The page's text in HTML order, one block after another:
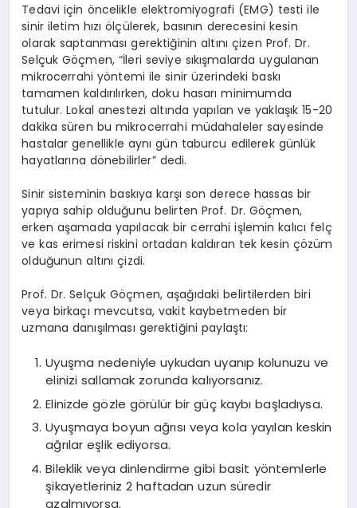
Tedavi için öncelikle elektromiyografi (EMG) testi ile
sinir iletim hızı ölçülerek, basının derecesini kesin
olarak saptanması gerektiğinin altını çizen Prof. Dr.
Selçuk Göçmen, “İleri seviye sıkışmalarda uygulanan
mikrocerrahi yöntemi ile sinir üzerindeki baskı
tamamen kaldırılırken, doku hasarı minimumda
tutulur. Lokal anestezi altında yapılan ve yaklaşık 15-20
dakika süren bu mikrocerrahi müdahaleler sayesinde
hastalar genellikle aynı gün taburcu edilerek günlük
hayatlarına dönebilirler” dedi.
Sinir sisteminin baskıya karşı son derece hassas bir
yapıya sahip olduğunu belirten Prof. Dr. Göçmen,
erken aşamada yapılacak bir cerrahi işlemin kalıcı felç
ve kas erimesi riskini ortadan kaldıran tek kesin çözüm
olduğunun altını çizdi.
Prof. Dr. Selçuk Göçmen, aşağıdaki belirtilerden biri
veya birkaçı mevcutsa, vakit kaybetmeden bir
uzmana danışılması gerektiğini paylaştı:
Uyuşma nedeniyle uykudan uyanıp kolunuzu ve
elinizi sallamak zorunda kalıyorsanız.
Elinizde gözle görülür bir güç kaybı başladıysa.
Uyuşmaya boyun ağrısı veya kola yayılan keskin
ağrılar eşlik ediyorsa.
Bileklik veya dinlendirme gibi basit yöntemlerle
şikayetleriniz 2 haftadan uzun süredir
azalmıyorsa.